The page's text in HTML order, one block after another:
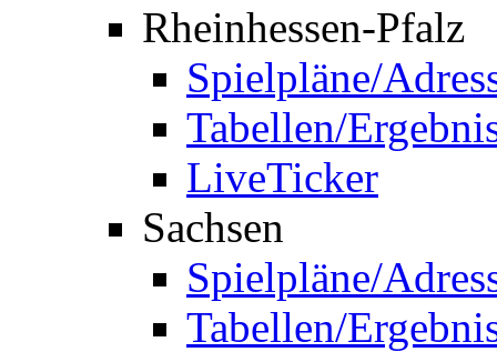
Rheinhessen-Pfalz
Spielpläne/
Tabellen/
LiveTicker
Sachsen
Spielpläne/
Tabellen/